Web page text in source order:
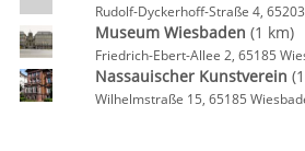
Rudolf-Dyckerhoff-Straße 4,
Museum Wiesbaden (1 km)
Friedrich-Ebert-Allee 2, 65185
Nassauischer Kunstverein
Wilhelmstraße 15, 65185